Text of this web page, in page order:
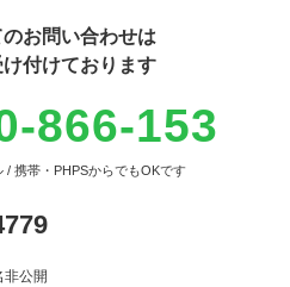
お問い合わせは
付けております
866-153
/ 携帯・PHPSからでもOKです
非公開